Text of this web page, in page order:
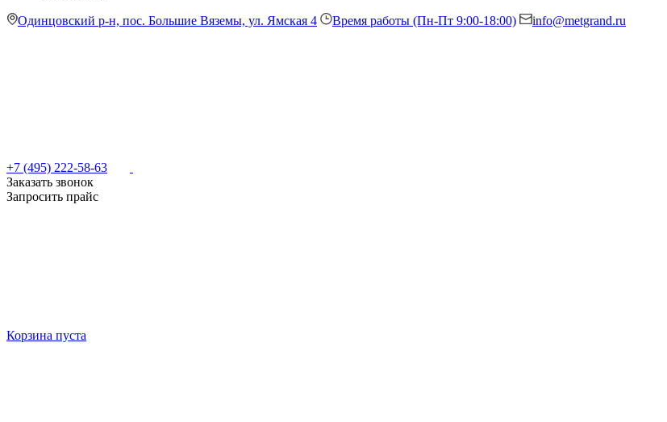
Одинцовский р-н, пос. Большие Вяземы, ул. Ямская 4 Время работы (Пн-Пт 9:00-18:00) info@metgrand.ru
+7 (495) 222-58-63
Заказать звонок
Запросить прайс
Корзина пуста